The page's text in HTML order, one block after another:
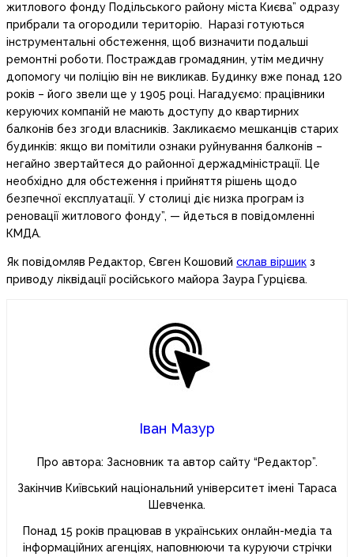
житлового фонду Подільського району міста Києва” одразу
прибрали та огородили територію. Наразі готуються
інструментальні обстеження, щоб визначити подальші
ремонтні роботи. Постраждав громадянин, утім медичну
допомогу чи поліцію він не викликав. Будинку вже понад 120
років – його звели ще у 1905 році. Нагадуємо: працівники
керуючих компаній не мають доступу до квартирних
балконів без згоди власників. Закликаємо мешканців старих
будинків: якщо ви помітили ознаки руйнування балконів –
негайно звертайтеся до районної держадміністрації. Це
необхідно для обстеження і прийняття рішень щодо
безпечної експлуатації. У столиці діє низка програм із
реновації житлового фонду”, — йдеться в повідомленні
КМДА.
Як повідомляв Редактор, Євген Кошовий склав віршик з
приводу ліквідації російського майора Заура Гурцієва.
Іван Мазур
Про автора: Засновник та автор сайту “Редактор”.
Закінчив Київський національний університет імені Тараса
Шевченка.
Понад 15 років працював в українських онлайн-медіа та
інформаційних агенціях, наповнюючи та куруючи стрічки